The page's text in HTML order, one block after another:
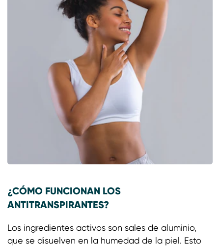
¿CÓMO FUNCIONAN LOS
ANTITRANSPIRANTES?
Los ingredientes activos son sales de aluminio,
que se disuelven en la humedad de la piel. Esto